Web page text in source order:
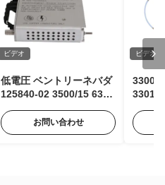
ビデオ
低電圧 ベントリーネバダ
125840-02 3500/15 63Hz
AC 入力モジュール、85
～264 Vac RMS
お問い合わせ
ビデオ
3300
ベン
型近接